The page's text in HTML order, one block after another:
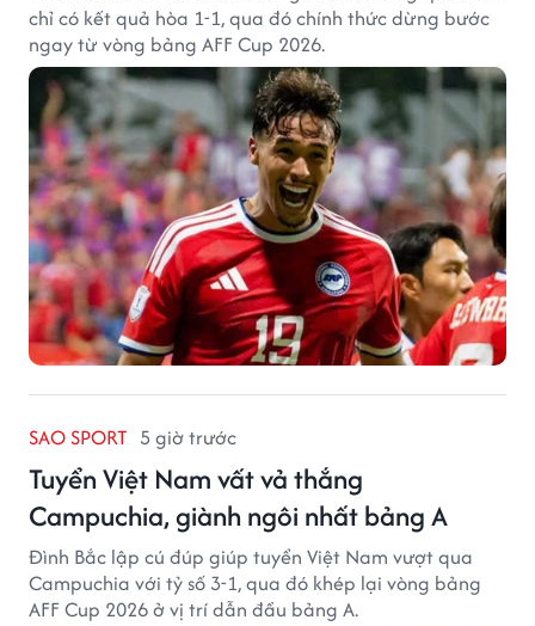
chỉ có kết quả hòa 1-1, qua đó chính thức dừng bước
ngay từ vòng bảng AFF Cup 2026.
SAO SPORT 5 giờ trước
Tuyển Việt Nam vất vả thắng
Campuchia, giành ngôi nhất bảng A
Đình Bắc lập cú đúp giúp tuyển Việt Nam vượt qua
Campuchia với tỷ số 3-1, qua đó khép lại vòng bảng
AFF Cup 2026 ở vị trí dẫn đầu bảng A.